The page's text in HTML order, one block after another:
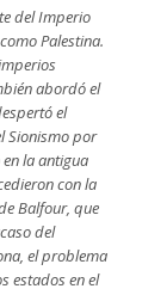
del Imperio
Palestina.
abordó el
el
Sionismo por
la antigua
con la
Balfour, que
del
el problema
estados en el